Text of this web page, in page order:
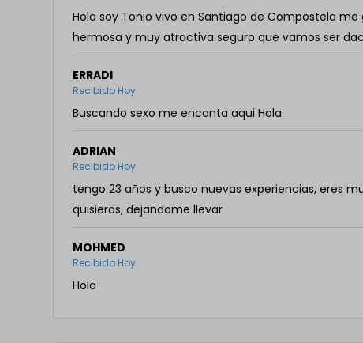
Hola soy Tonio vivo en Santiago de Compostela
hermosa y muy atractiva seguro que vamos ser
ERRADI
Recibido Hoy
Buscando sexo me encanta aqui Hola
ADRIAN
Recibido Hoy
tengo 23 años y busco nuevas experiencias, eres
quisieras, dejandome llevar
MOHMED
Recibido Hoy
Hola